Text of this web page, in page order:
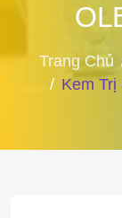
Trang Chủ
Kem Trị